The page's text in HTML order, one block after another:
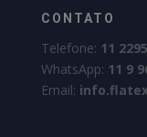
CONTATO
Telefone: 11
WhatsApp: 11 9
Email: